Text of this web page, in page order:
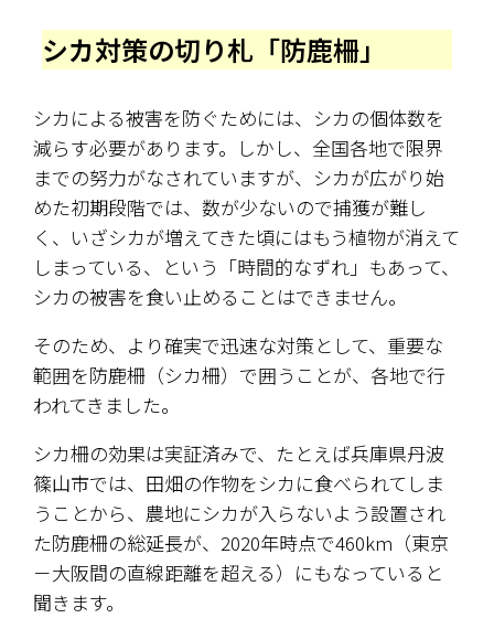
シカ対策の切り札「防鹿柵」
シカによる被害を防ぐためには、シカの個体数を
減らす必要があります。しかし、全国各地で限界
までの努力がなされていますが、シカが広がり始
めた初期段階では、数が少ないので捕獲が難し
く、いざシカが増えてきた頃にはもう植物が消えて
しまっている、という「時間的なずれ」もあって、
シカの被害を食い止めることはできません。
そのため、より確実で迅速な対策として、重要な
範囲を防鹿柵（シカ柵）で囲うことが、各地で行
われてきました。
シカ柵の効果は実証済みで、たとえば兵庫県丹波
篠山市では、田畑の作物をシカに食べられてしま
うことから、農地にシカが入らないよう設置され
た防鹿柵の総延長が、2020年時点で460km（東京
－大阪間の直線距離を超える）にもなっていると
聞きます。